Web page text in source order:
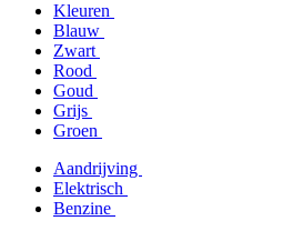
Kleuren
Blauw
Zwart
Rood
Goud
Grijs
Groen
Aandrijving
Elektrisch
Benzine